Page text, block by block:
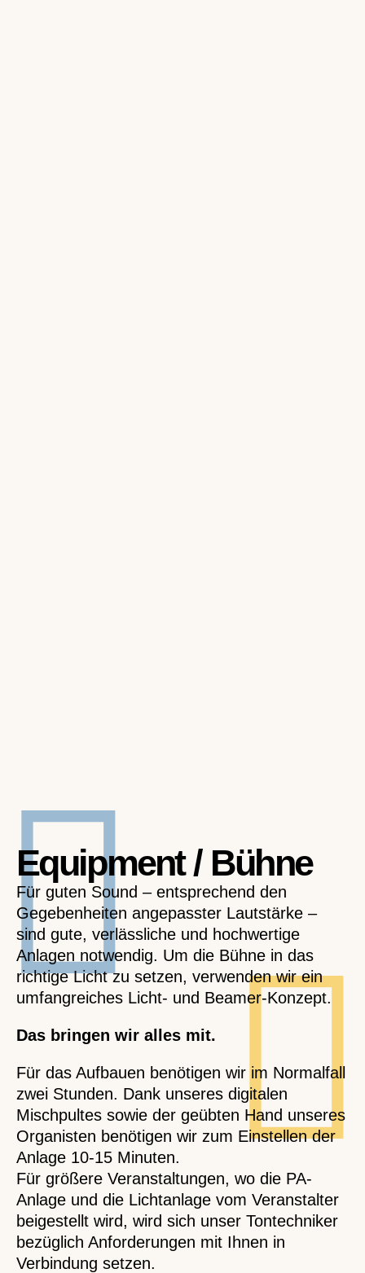
Equipment / Bühne
Für guten Sound – entsprechend den
Gegebenheiten angepasster Lautstärke –
sind gute, verlässliche und hochwertige
Anlagen notwendig. Um die Bühne in das
richtige Licht zu setzen, verwenden wir ein
umfangreiches Licht- und Beamer-Konzept.
Das bringen wir alles mit.
Für das Aufbauen benötigen wir im Normalfall
zwei Stunden. Dank unseres digitalen
Mischpultes sowie der geübten Hand unseres
Organisten benötigen wir zum Einstellen der
Anlage 10-15 Minuten.
Für größere Veranstaltungen, wo die PA-
Anlage und die Lichtanlage vom Veranstalter
beigestellt wird, wird sich unser Tontechniker
bezüglich Anforderungen mit Ihnen in
Verbindung setzen.